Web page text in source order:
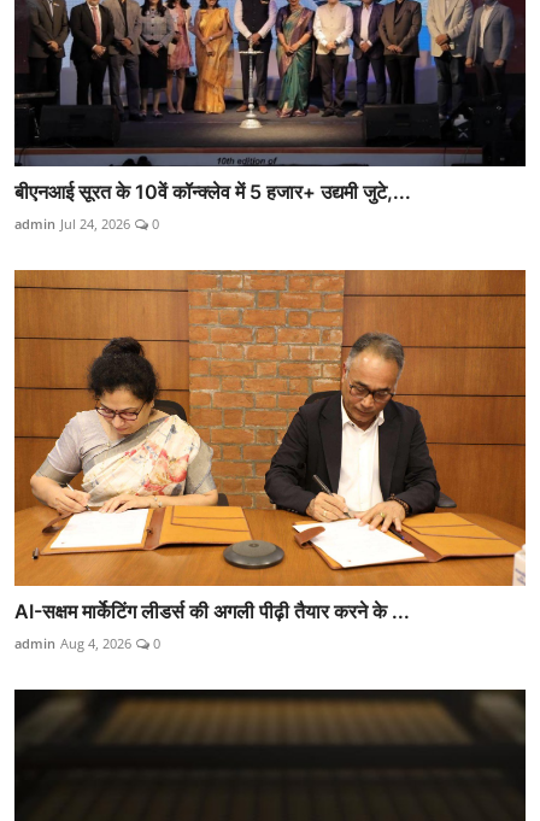
बीएनआई सूरत के 10वें कॉन्क्लेव में 5 हजार+ उद्यमी जुटे,...
admin Jul 24, 2026 0
AI-सक्षम मार्केटिंग लीडर्स की अगली पीढ़ी तैयार करने के ...
admin Aug 4, 2026 0